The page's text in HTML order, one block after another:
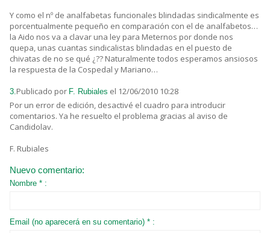
Y como el nº de analfabetas funcionales blindadas sindicalmente es
porcentualmente pequeño en comparación con el de analfabetos…
la Aido nos va a clavar una ley para Meternos por donde nos
quepa, unas cuantas sindicalistas blindadas en el puesto de
chivatas de no se qué ¿?? Naturalmente todos esperamos ansiosos
la respuesta de la Cospedal y Mariano…
3.Publicado por F. Rubiales el 12/06/2010 10:28
Por un error de edición, desactivé el cuadro para introducir
comentarios. Ya he resuelto el problema gracias al aviso de
Candidolav.
F. Rubiales
Nuevo comentario:
Nombre * :
Email (no aparecerá en su comentario) * :